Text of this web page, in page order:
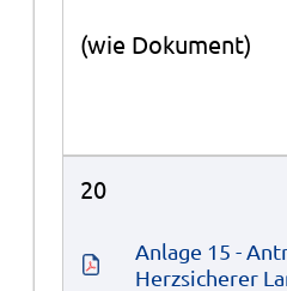
(wie Dokument)
20
Anlage 15 -
Herzsicherer